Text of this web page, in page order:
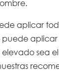
aplicar
elevado sea